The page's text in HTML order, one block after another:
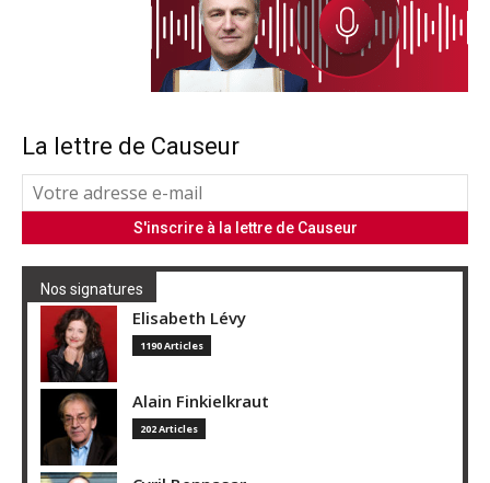
La lettre de Causeur
Nos signatures
Elisabeth Lévy
1190 Articles
Alain Finkielkraut
202 Articles